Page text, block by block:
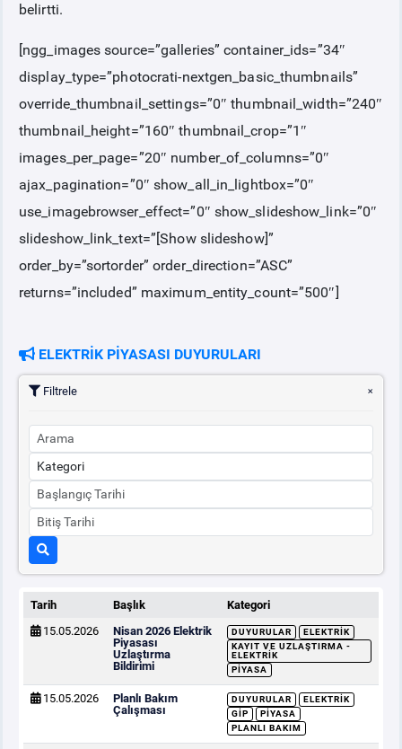
belirtti.
[ngg_images source=”galleries” container_ids=”34″
display_type=”photocrati-nextgen_basic_thumbnails”
override_thumbnail_settings=”0″ thumbnail_width=”240″
thumbnail_height=”160″ thumbnail_crop=”1″
images_per_page=”20″ number_of_columns=”0″
ajax_pagination=”0″ show_all_in_lightbox=”0″
use_imagebrowser_effect=”0″ show_slideshow_link=”0″
slideshow_link_text=”[Show slideshow]”
order_by=”sortorder” order_direction=”ASC”
returns=”included” maximum_entity_count=”500″]
ELEKTRİK PİYASASI DUYURULARI
Filtrele
Tarih Başlık
Kategori
15.05.2026
Nisan 2026 Elektrik
Piyasası
Uzlaştırma
Bildirimi
DUYURULAR
ELEKTRIK
KAYIT VE UZLAŞTIRMA -
ELEKTRIK
PIYASA
15.05.2026
Planlı Bakım
Çalışması
DUYURULAR
ELEKTRIK
GİP
PIYASA
PLANLI BAKIM